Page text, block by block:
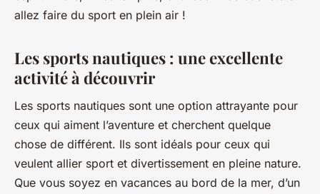
allez faire du sport en plein air !
Les sports nautiques : une excellente
activité à découvrir
Les sports nautiques sont une option attrayante pour
ceux qui aiment l’aventure et cherchent quelque
chose de différent. Ils sont idéals pour ceux qui
veulent allier sport et divertissement en pleine nature.
Que vous soyez en vacances au bord de la mer, d’un